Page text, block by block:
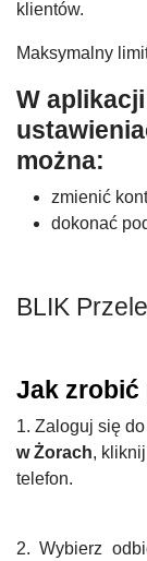
klientów.
Maksymalny
W
można:
zmienić
dokonać
BLIK
Jak zrobić
1. Zaloguj się
w Żorach,
telefon.
2. Wybierz